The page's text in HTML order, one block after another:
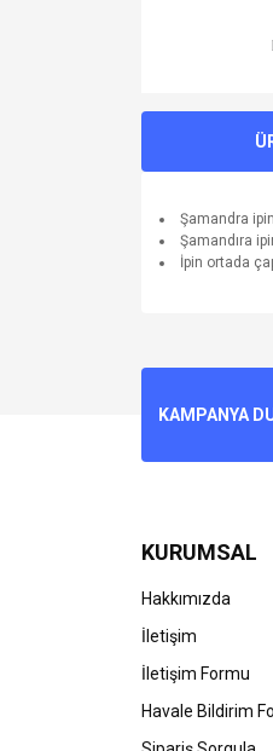
Şamandra
Şamandıra
İpin ortada
Ürün
Bu ürüne
KAMPANYA
KURUMSAL
Hakkımızda
İletişim
İletişim Formu
Havale Bildirim